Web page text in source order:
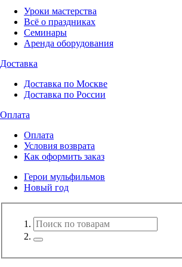
Уроки мастерства
Всё о праздниках
Семинары
Аренда оборудования
Доставка
Доставка по Москве
Доставка по России
Оплата
Оплата
Условия возврата
Как оформить заказ
Герои мульфильмов
Новый год